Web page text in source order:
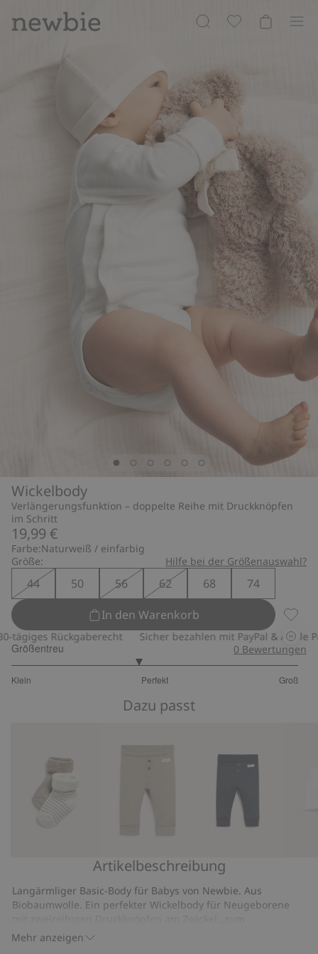
Wickelbody
Verlängerungsfunktion – doppelte Reihe mit Druckknöpfen
im Schritt
19,99 €
Farbe:Naturweiß / einfarbig
Größe:
Hilfe bei der Größenauswahl?
44 50 56 62 68
74
In den Warenkorb
Rückgaberecht Sicher bezahlen mit PayPal & Apple Pay
Größentreu
Klein Perfekt Groß
von
0 Bewertungen
Dazu passt
Pck.
Weiche
Basic-
Leggings
Basic-
Leggings
Ohren
Artikelbeschreibung
Mehr anzeigen
Langärmliger Basic-Body für Babys von Newbie. Aus
Biobaumwolle. Ein perfekter Wickelbody für Neugeborene
Mitwachsen“. Kratz-Fäustlinge in den Größen 44–68 und
umgeschlagene Ärmel in Größe 74.